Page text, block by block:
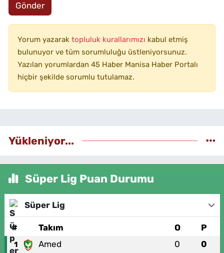
Gönder
Yorum yazarak topluluk kurallarımızı kabul etmiş
bulunuyor ve tüm sorumluluğu üstleniyorsunuz.
Yazılan yorumlardan 45 Haber Manisa Haber Portalı
hiçbir şekilde sorumlu tutulamaz.
Yükleniyor...
Süper Lig Puan Durumu
Süper Lig
# Takım O P
1 Amed 0 0